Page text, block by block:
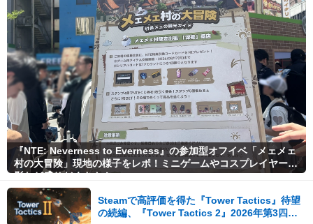
『NTE: Neverness to Everness』の参加型オフイベ「メェメェ
村の大冒険」現地の様子をレポ！ミニゲームやコスプレイヤー撮
影など盛りだくさん！
Steamで高評価を得た『Tower Tactics』待望
の続編、『Tower Tactics 2』2026年第3四半